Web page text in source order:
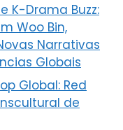
K-Drama Buzz:
Woo Bin,
Narrativas
Globais
Global: Red
de